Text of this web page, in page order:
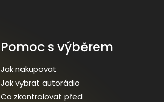
Pomoc s výběrem
Jak nakupovat
Jak vybrat autorádio
Co zkontrolovat před